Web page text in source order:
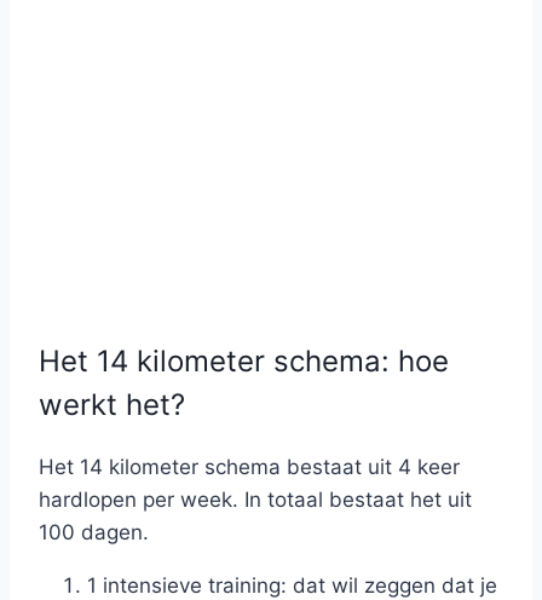
Het 14 kilometer schema: hoe
werkt het?
Het 14 kilometer schema bestaat uit 4 keer
hardlopen per week. In totaal bestaat het uit
100 dagen.
1 intensieve training: dat wil zeggen dat je